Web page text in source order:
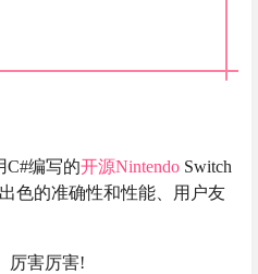
C#编写的开源Nintendo Switch
色的准确性和性能、用户友
厉害厉害!